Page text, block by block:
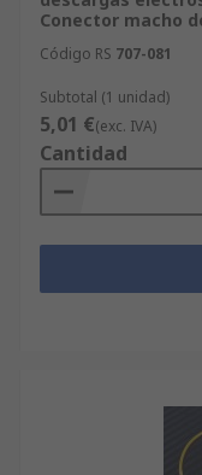
Conector macho
Código RS 707-081
Subtotal (1 unidad)
5,01 €(exc. IVA)
Cantidad